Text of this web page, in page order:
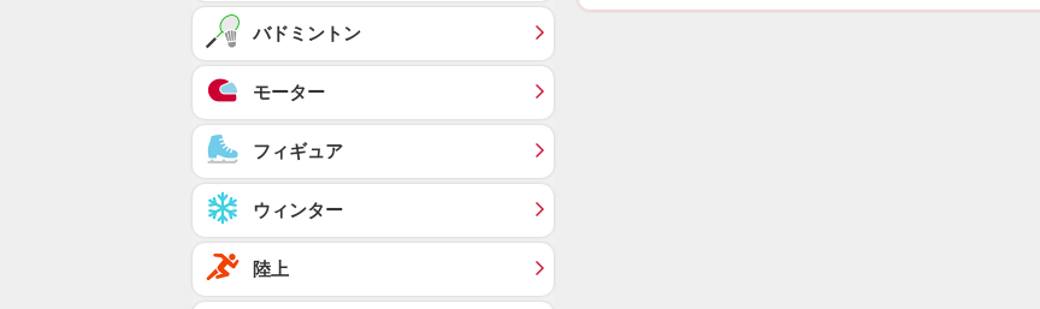
バドミントン
モーター
フィギュア
ウィンター
陸上